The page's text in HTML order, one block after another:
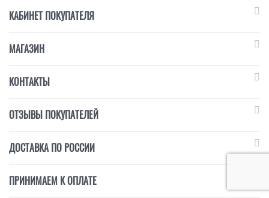
КАБИНЕТ ПОКУПАТЕЛЯ
МАГАЗИН
КОНТАКТЫ
ОТЗЫВЫ ПОКУПАТЕЛЕЙ
ДОСТАВКА ПО РОССИИ
ПРИНИМАЕМ К ОПЛАТЕ